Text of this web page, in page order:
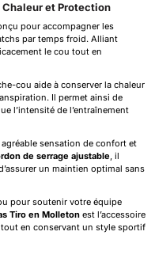
et Protection
pour accompagner les
par temps froid. Alliant
le cou tout en
cou aide à conserver la chaleur
Il permet ainsi de
l’intensité de l’entraînement
sensation de confort et
de serrage ajustable, il
un maintien optimal sans
pour soutenir votre équipe
Tiro en Molleton est l’accessoire
en conservant un style sportif